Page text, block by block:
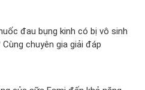
đau bụng kinh có bị vô sinh
Cùng chuyên gia giải đáp